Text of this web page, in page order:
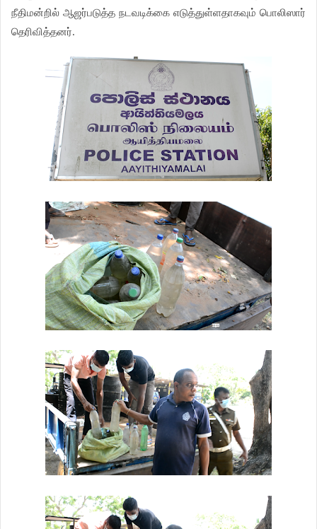
நீதிமன்றில் ஆஜர்படுத்த நடவடிக்கை எடுத்துள்ளதாகவும் பொலிஸார்
தெரிவித்தனர்.